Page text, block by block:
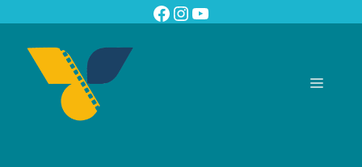
σε
περιεχόμενο
Facebook
Instagram
YouTube
Μενού